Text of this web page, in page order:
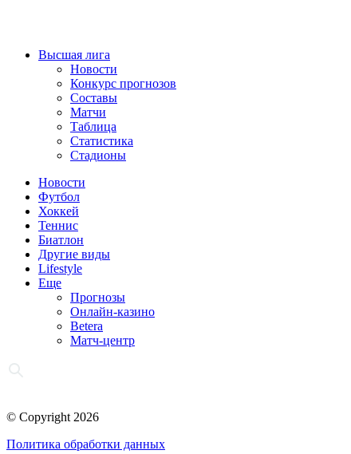
Высшая лига
Новости
Конкурс прогнозов
Составы
Матчи
Таблица
Статистика
Стадионы
Новости
Футбол
Хоккей
Теннис
Биатлон
Другие виды
Lifestyle
Еще
Прогнозы
Онлайн-казино
Betera
Матч-центр
© Copyright 2026
Политика обработки данных